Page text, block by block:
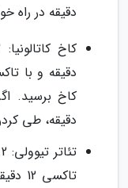
دقیقه در راه
دقیقه، طی